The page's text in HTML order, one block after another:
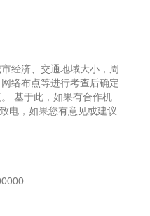
经济、交通地域大小，周
络布点等进行考查后确定
基于此，如果有合作机
电，如果您有意见或建议